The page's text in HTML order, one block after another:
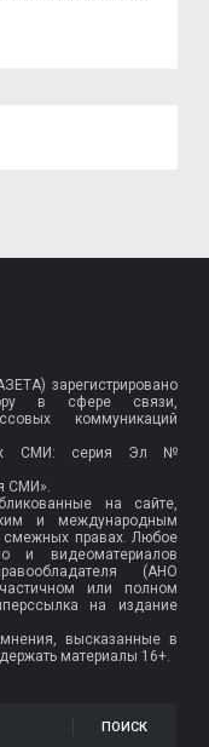
зарегистрировано
в сфере связи,
коммуникаций
СМИ: серия Эл №
СМИ».
на сайте,
и международным
смежных правах. Любое
и видеоматериалов
(АНО
или полном
на издание
высказанные в
материалы 16+.
ПОИСК